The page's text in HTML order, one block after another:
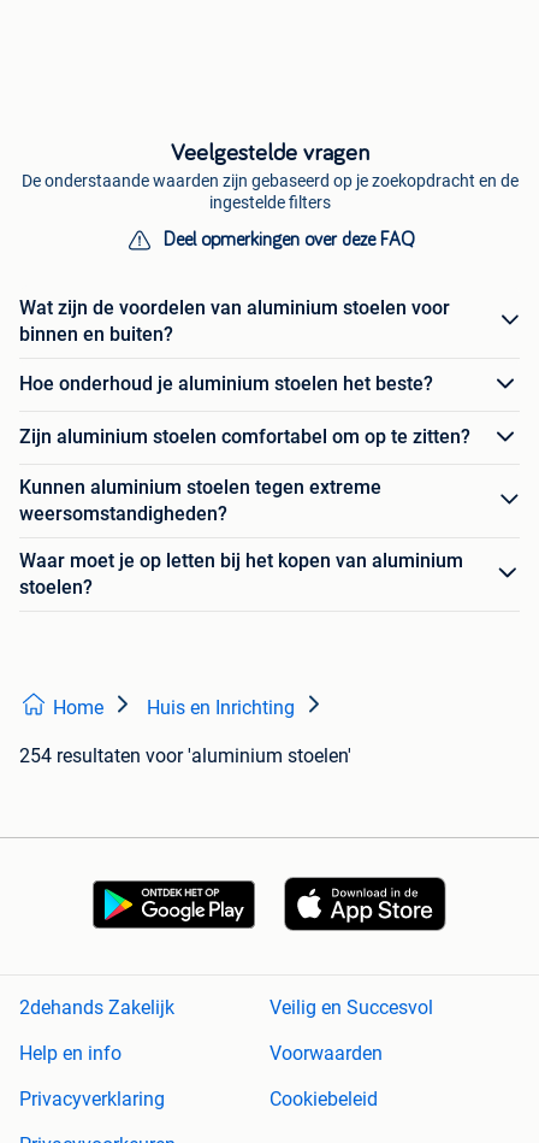
Veelgestelde vragen
De onderstaande waarden zijn gebaseerd op je zoekopdracht en de
ingestelde filters
Deel opmerkingen over deze FAQ
Wat zijn de voordelen van aluminium stoelen voor
binnen en buiten?
Hoe onderhoud je aluminium stoelen het beste?
Zijn aluminium stoelen comfortabel om op te zitten?
Kunnen aluminium stoelen tegen extreme
weersomstandigheden?
Waar moet je op letten bij het kopen van aluminium
stoelen?
Home Huis en Inrichting
254 resultaten voor 'aluminium stoelen'
2dehands Zakelijk
Veilig en Succesvol
Help en info
Voorwaarden
Privacyverklaring
Cookiebeleid